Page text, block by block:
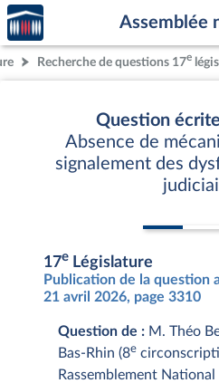
Aller au contenu
Aller en bas de la page
Accèder
à la
page
d'accueil
Assemblée
Recherche de questions 17e
Question
Absence de
signalement des
17e Législature
Publication de la question
21 avril 2026, page 3310
Question de : M. Théo
Bas-Rhin (8e
Rassemblement National